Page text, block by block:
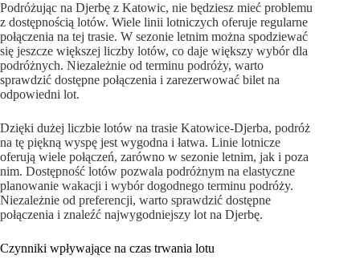
Podróżując na Djerbę z Katowic, nie będziesz mieć problemu
z dostępnością lotów. Wiele linii lotniczych oferuje regularne
połączenia na tej trasie. W sezonie letnim można spodziewać
się jeszcze większej liczby lotów, co daje większy wybór dla
podróżnych. Niezależnie od terminu podróży, warto
sprawdzić dostępne połączenia i zarezerwować bilet na
odpowiedni lot.
Dzięki dużej liczbie lotów na trasie Katowice-Djerba, podróż
na tę piękną wyspę jest wygodna i łatwa. Linie lotnicze
oferują wiele połączeń, zarówno w sezonie letnim, jak i poza
nim. Dostępność lotów pozwala podróżnym na elastyczne
planowanie wakacji i wybór dogodnego terminu podróży.
Niezależnie od preferencji, warto sprawdzić dostępne
połączenia i znaleźć najwygodniejszy lot na Djerbę.
Czynniki wpływające na czas trwania lotu